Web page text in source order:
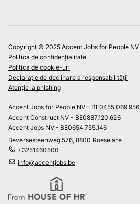
Copyright © 2025 Accent Jobs for People NV
Politica de confidențialitate
Politica de cookie-uri
Declarație de declinare a responsabilității
Atenție la phishing
Accent Jobs for People NV - BE0455.069.956
Accent Construct NV - BE0887.120.626
Accent Jobs NV - BE0654.755.146
Beversesteenweg 576, 8800 Roeselare
+3251460500
info@accentjobs.be